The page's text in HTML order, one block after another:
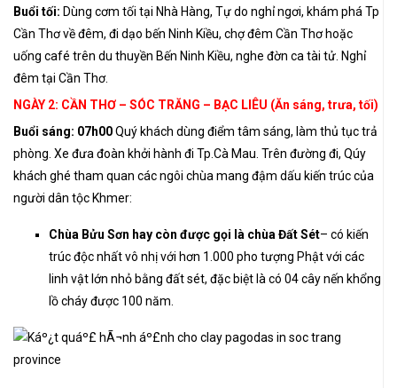
Buổi tối: Dùng cơm tối tại Nhà Hàng, Tự do nghỉ ngơi, khám phá Tp
Cần Thơ về đêm, đi dạo bến Ninh Kiều, chợ đêm Cần Thơ hoặc
uống café trên du thuyền Bến Ninh Kiều, nghe đờn ca tài tử. Nghỉ
đêm tại Cần Thơ.
NGÀY 2: CẦN THƠ – SÓC TRĂNG – BẠC LIÊU (Ăn sáng, trưa, tối)
Buổi sáng: 07h00Quý khách dùng điểm tâm sáng, làm thủ tục trả
phòng. Xe đưa đoàn khởi hành đi Tp.Cà Mau. Trên đường đi, Qúy
khách ghé tham quan các ngôi chùa mang đậm dấu kiến trúc của
người dân tộc Khmer:
Chùa Bửu Sơn hay còn được gọi là chùa Đất Sét– có kiến
trúc độc nhất vô nhị với hơn 1.000 pho tượng Phật với các
linh vật lớn nhỏ bằng đất sét, đặc biệt là có 04 cây nến khổng
lồ cháy được 100 năm.